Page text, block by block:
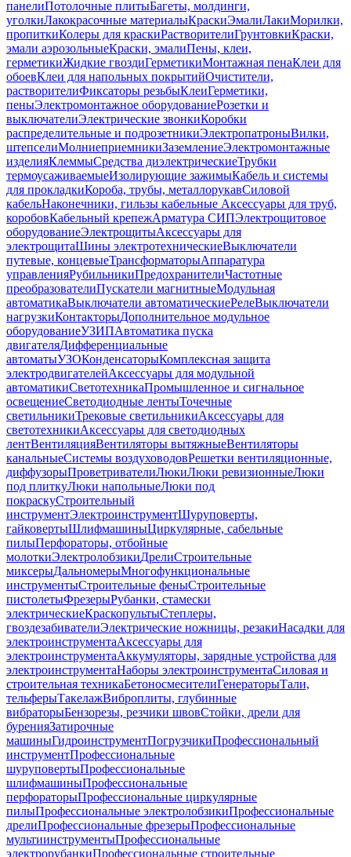
панелиПотолочные плитыБагеты, молдинги,
уголкиЛакокрасочные материалыКраскиЭмалиЛакиМорилки,
пропиткиКолеры для краскиРастворителиГрунтовкиКраски,
эмали аэрозольныеКраски, эмалиПены, клеи,
герметикиЖидкие гвоздиГерметикиМонтажная пенаКлеи для
обоевКлеи для напольных покрытийОчистители,
растворителиФиксаторы резьбыКлеиГерметики,
пеныЭлектромонтажное оборудованиеРозетки и
выключателиЭлектрические звонкиКоробки
распределительные и подрозетникиЭлектропатроныВилки,
штепселиМолниеприемникиЗаземлениеЭлектромонтажные
изделияКлеммыСредства диэлектрическиеТрубки
термоусаживаемыеИзолирующие зажимыКабель и системы
для прокладкиКороба, трубы, металлорукавСиловой
кабельНаконечники, гильзы кабельные Аксессуары для труб,
коробовКабельный крепежАрматура СИПЭлектрощитовое
оборудованиеЭлектрощитыАксессуары для
электрощитаШины электротехническиеВыключатели
путевые, концевыеТрансформаторыАппаратура
управленияРубильникиПредохранителиЧастотные
преобразователиПускатели магнитныеМодульная
автоматикаВыключатели автоматическиеРелеВыключатели
нагрузкиКонтакторыДополнительное модульное
оборудованиеУЗИПАвтоматика пуска
двигателяДифференциальные
автоматыУЗОКонденсаторыКомплексная защита
электродвигателейАксессуары для модульной
автоматикиСветотехникаПромышленное и сигнальное
освещениеСветодиодные лентыТочечные
светильникиТрековые светильникиАксессуары для
светотехникиАксессуары для светодиодных
лентВентиляцияВентиляторы вытяжныеВентиляторы
канальныеСистемы воздуховодовРешетки вентиляционные,
диффузорыПроветривателиЛюкиЛюки ревизионныеЛюки
под плиткуЛюки напольныеЛюки под
покраскуСтроительный
инструментЭлектроинструментШуруповерты,
гайковертыШлифмашиныЦиркулярные, сабельные
пилыПерфораторы, отбойные
молоткиЭлектролобзикиДрелиСтроительные
миксерыДальномерыМногофункциональные
инструментыСтроительные феныСтроительные
пистолетыФрезерыРубанки, стамески
электрическиеКраскопультыСтеплеры,
гвоздезабивателиЭлектрические ножницы, резакиНасадки для
электроинструментаАксессуары для
электроинструментаАккумуляторы, зарядные устройства для
электроинструментаНаборы электроинструментаСиловая и
строительная техникаБетоносмесителиГенераторыТали,
тельферыТакелажВиброплиты, глубинные
вибраторыБензорезы, резчики швовСтойки, дрели для
буренияЗатирочные
машиныГидроинструментПогрузчикиПрофессиональный
инструментПрофессиональные
шуруповертыПрофессиональные
шлифмашиныПрофессиональные
перфораторыПрофессиональные циркулярные
пилыПрофессиональные электролобзикиПрофессиональные
дрелиПрофессиональные фрезерыПрофессиональные
мультиинструментыПрофессиональные
электрорубанкиПрофессиональные строительные